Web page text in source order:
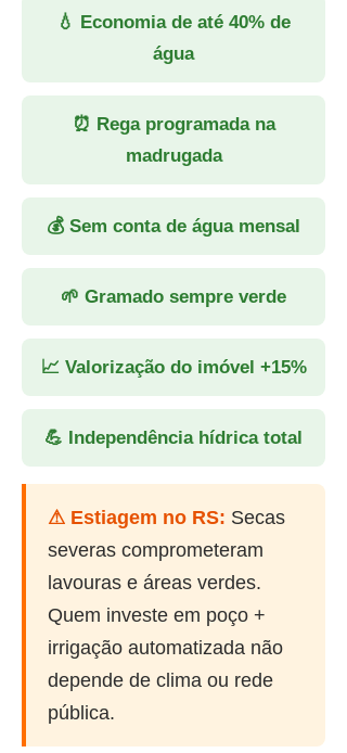
💧 Economia de até 40% de
água
⏰ Rega programada na
madrugada
💰 Sem conta de água mensal
🌱 Gramado sempre verde
📈 Valorização do imóvel +15%
💪 Independência hídrica total
⚠ Estiagem no RS: Secas
severas comprometeram
lavouras e áreas verdes.
Quem investe em poço +
irrigação automatizada não
depende de clima ou rede
pública.